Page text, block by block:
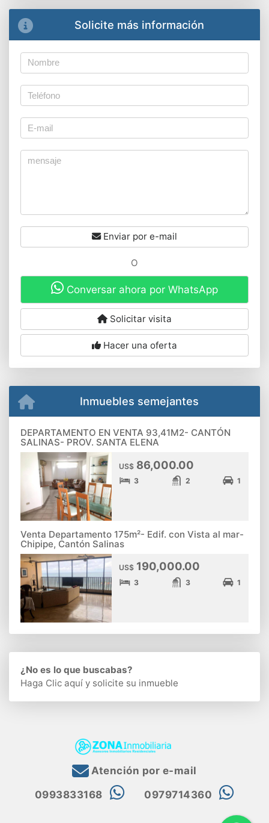
Solicite más información
Enviar por e-mail
O
Conversar ahora por WhatsApp
Solicitar visita
Hacer una oferta
Inmuebles semejantes
DEPARTAMENTO EN VENTA 93,41M2- CANTÓN
SALINAS- PROV. SANTA ELENA
US$ 86,000.00
3 2 1
Venta Departamento 175m²- Edif. con Vista al mar-
Chipipe, Cantón Salinas
US$ 190,000.00
3 3 1
¿No es lo que buscabas?
Haga Clic aquí y solicite su inmueble
Atención por e-mail
0993833168
0979714360